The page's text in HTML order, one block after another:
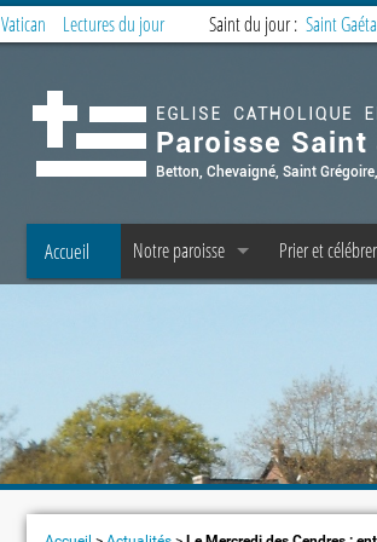
Vatican Lectures du jour Saint du jour : Saint
Accueil
Notre paroisse
Prêtres, diacres, laïcs permanents, C P
Les fraternités paroissiales
Covoiturage à Betton : messe
Le Petit Echo de Betton
Prier et célébrer
Préparer la
Service de la
Offrandes de
Groupes et